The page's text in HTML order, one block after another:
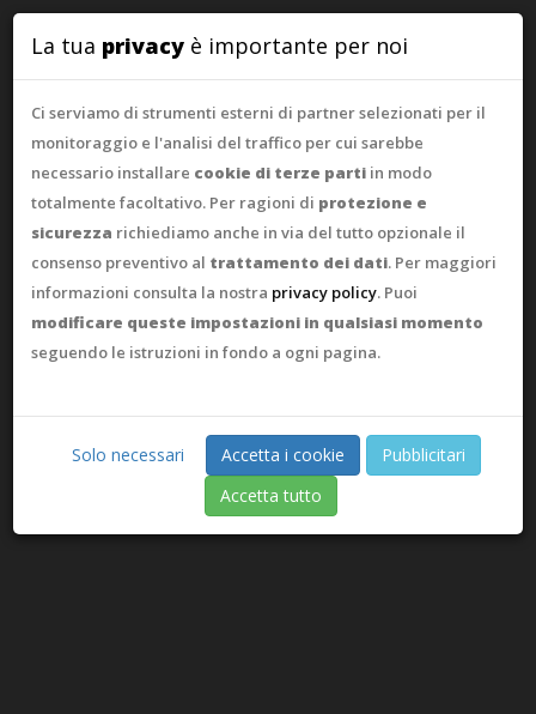
WebAsk
La tua privacy è importante per noi
Ci serviamo di strumenti esterni di partner selezionati per il
monitoraggio e l'analisi del traffico per cui sarebbe
necessario installare cookie di terze parti in modo
totalmente facoltativo. Per ragioni di protezione e
sicurezza richiediamo anche in via del tutto opzionale il
consenso preventivo al trattamento dei dati. Per maggiori
informazioni consulta la nostra privacy policy. Puoi
modificare queste impostazioni in qualsiasi momento
seguendo le istruzioni in fondo a ogni pagina.
Solo necessari Accetta i cookie
Pubblicitari
Accetta tutto